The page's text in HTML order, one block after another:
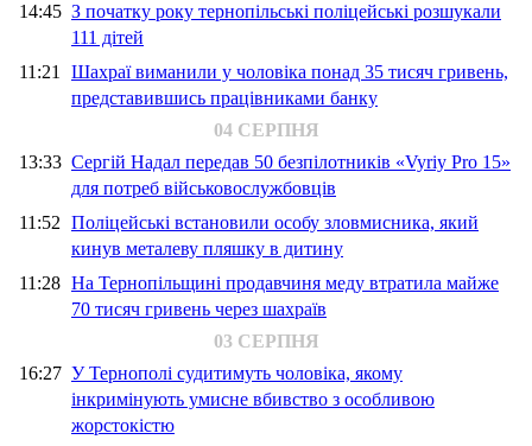
14:45 З початку року тернопільські поліцейські розшукали
111 дітей
11:21 Шахраї виманили у чоловіка понад 35 тисяч гривень,
представившись працівниками банку
04 СЕРПНЯ
13:33 Сергій Надал передав 50 безпілотників «Vyriy Pro 15»
для потреб військовослужбовців
11:52 Поліцейські встановили особу зловмисника, який
кинув металеву пляшку в дитину
11:28 На Тернопільщині продавчиня меду втратила майже
70 тисяч гривень через шахраїв
03 СЕРПНЯ
16:27 У Тернополі судитимуть чоловіка, якому
інкримінують умисне вбивство з особливою
жорстокістю